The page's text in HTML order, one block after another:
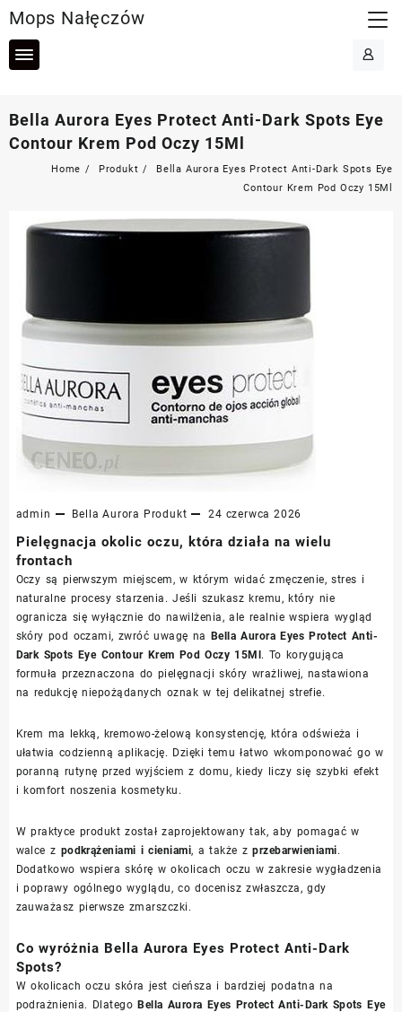
to
content
Mops Nałęczów
Bella Aurora Eyes Protect Anti-Dark Spots Eye
Contour Krem Pod Oczy 15Ml
Home Produkt
Bella Aurora Eyes Protect Anti-Dark Spots Eye
Contour Krem Pod Oczy 15Ml
admin Bella Aurora Produkt 24 czerwca 2026
Pielęgnacja okolic oczu, która działa na wielu
frontach
Oczy są pierwszym miejscem, w którym widać zmęczenie, stres i
naturalne procesy starzenia. Jeśli szukasz kremu, który nie
ogranicza się wyłącznie do nawilżenia, ale realnie wspiera wygląd
skóry pod oczami, zwróć uwagę na Bella Aurora Eyes Protect Anti-
Dark Spots Eye Contour Krem Pod Oczy 15Ml. To korygująca
formuła przeznaczona do pielęgnacji skóry wrażliwej, nastawiona
na redukcję niepożądanych oznak w tej delikatnej strefie.
Krem ma lekką, kremowo-żelową konsystencję, która odświeża i
ułatwia codzienną aplikację. Dzięki temu łatwo wkomponować go w
poranną rutynę przed wyjściem z domu, kiedy liczy się szybki efekt
i komfort noszenia kosmetyku.
W praktyce produkt został zaprojektowany tak, aby pomagać w
walce z podkrążeniami i cieniami, a także zprzebarwieniami.
Dodatkowo wspiera skórę w okolicach oczu w zakresie wygładzenia
i poprawy ogólnego wyglądu, co docenisz zwłaszcza, gdy
zauważasz pierwsze zmarszczki.
Co wyróżnia Bella Aurora Eyes Protect Anti-Dark
Spots?
W okolicach oczu skóra jest cieńsza i bardziej podatna na
podrażnienia. DlategoBella Aurora Eyes Protect Anti-Dark Spots Eye